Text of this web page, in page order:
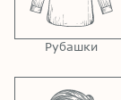
Рубашки